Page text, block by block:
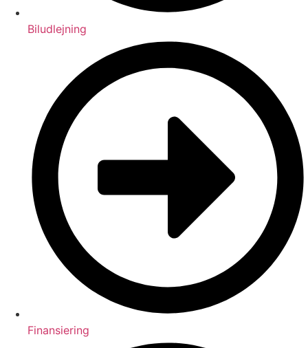
Biludlejning
Finansiering